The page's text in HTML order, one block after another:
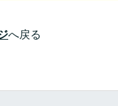
へ戻る